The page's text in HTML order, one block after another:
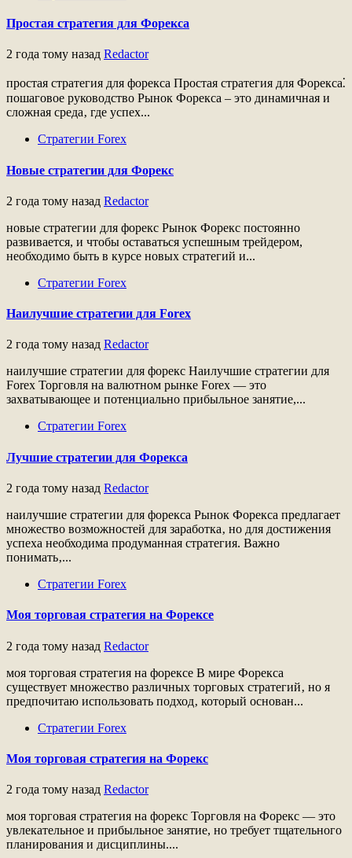
Простая стратегия для Форекса
2 года тому назад Redactor
простая стратегия для форекса Простая стратегия для Форекса⁚
пошаговое руководство Рынок Форекса ‒ это динамичная и
сложная среда‚ где успех...
Стратегии Forex
Новые стратегии для Форекс
2 года тому назад Redactor
новые стратегии для форекс Рынок Форекс постоянно
развивается, и чтобы оставаться успешным трейдером,
необходимо быть в курсе новых стратегий и...
Стратегии Forex
Наилучшие стратегии для Forex
2 года тому назад Redactor
наилучшие стратегии для форекс Наилучшие стратегии для
Forex Торговля на валютном рынке Forex — это
захватывающее и потенциально прибыльное занятие,...
Стратегии Forex
Лучшие стратегии для Форекса
2 года тому назад Redactor
наилучшие стратегии для форекса Рынок Форекса предлагает
множество возможностей для заработка‚ но для достижения
успеха необходима продуманная стратегия. Важно
понимать‚...
Стратегии Forex
Моя торговая стратегия на Форексе
2 года тому назад Redactor
моя торговая стратегия на форексе В мире Форекса
существует множество различных торговых стратегий‚ но я
предпочитаю использовать подход‚ который основан...
Стратегии Forex
Моя торговая стратегия на Форекс
2 года тому назад Redactor
моя торговая стратегия на форекс Торговля на Форекс — это
увлекательное и прибыльное занятие, но требует тщательного
планирования и дисциплины....